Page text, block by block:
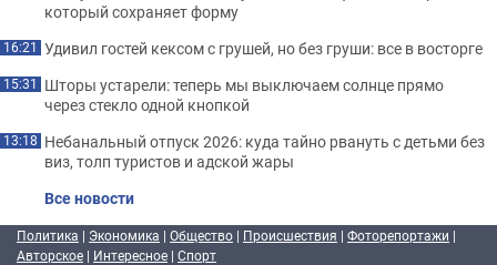
который сохраняет форму
16:21 Удивил гостей кексом с грушей, но без груши: все в восторге
15:31 Шторы устарели: теперь мы выключаем солнце прямо
через стекло одной кнопкой
13:18 Небанальный отпуск 2026: куда тайно рвануть с детьми без
виз, толп туристов и адской жары
Все новости
Политика | Экономика | Общество | Происшествия | Фоторепортажи |
Авторское | Интересное | Спорт